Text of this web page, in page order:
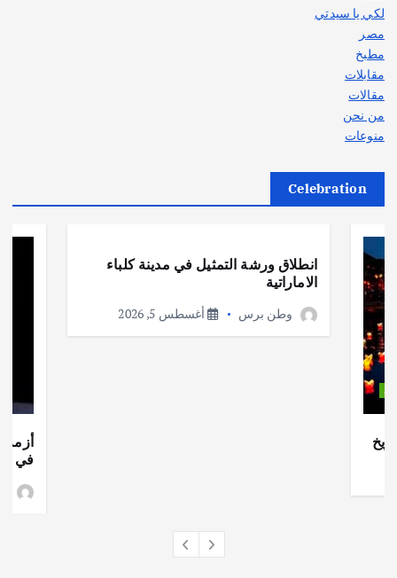
لكي يا سيدتي
مصر
مطبخ
مقابلات
مقالات
من نحن
منوعات
Celebration
انطلاق ورشة التمثيل في مدينة كلباء
الاماراتية
وطن برس أغسطس 5, 2026
أزمة
في